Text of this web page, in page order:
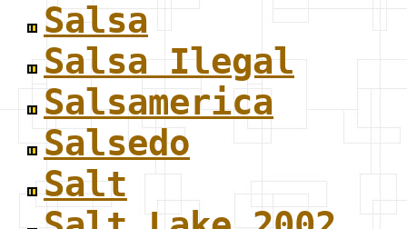
Salsa
Salsa Ilegal
Salsamerica
Salsedo
Salt